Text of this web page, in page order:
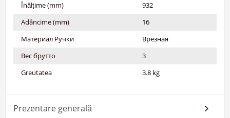
Înălțime (mm)
932
Adâncime (mm)
16
Материал Ручки
Врезная
Вес брутто
3
Greutatea
3.8 kg
Prezentare generală